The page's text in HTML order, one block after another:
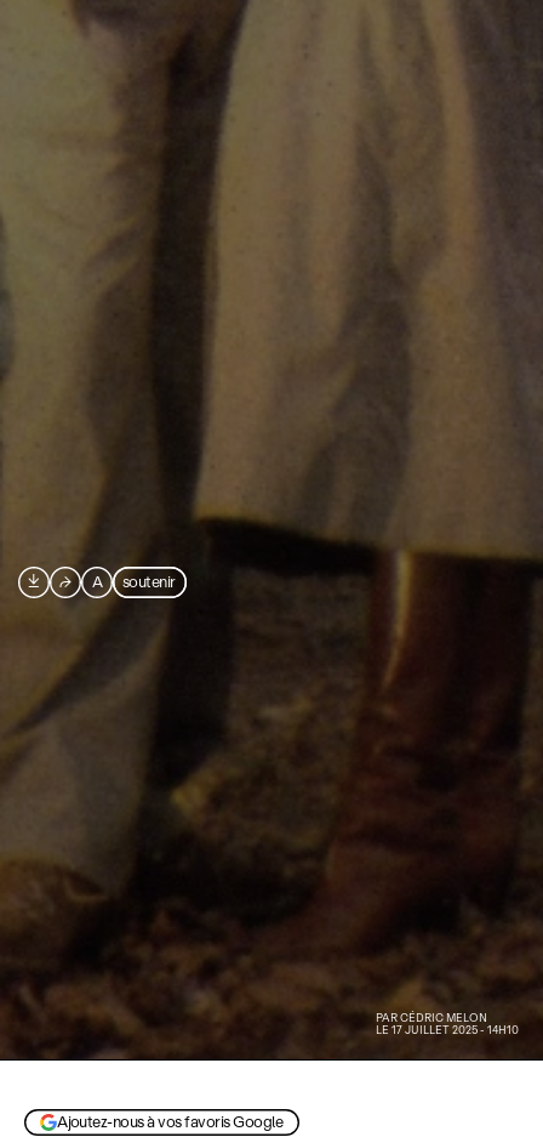
PARCÉDRIC MELON
LE 17 JUILLET 2025 - 14H10
 ⮫ A soutenir
Ajoutez-nous à vos favoris Google